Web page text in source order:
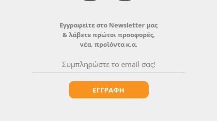
Εγγραφείτε στο Newsletter μας
& λάβετε πρώτοι προσφορές,
νέα, προϊόντα κ.α.
ΕΓΓΡΑΦΗ